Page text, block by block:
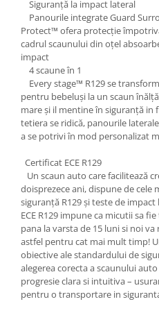
Siguranță la impact lateral
Panourile integrate Guard
Protect™ ofera protecție
cadrul scaunului din oțel
impact
4 scaune în 1
Every stage™ R129 se
pentru bebeluși la un scaun
mare și il mentine în siguranță in
tetiera se ridică, panourile
a se potrivi în mod personalizat
Certificat ECE R129
Un scaun auto care facilitează
doisprezece ani, dispune de cele
siguranță R129 și teste de
ECE R129 impune ca micutii sa
pana la varsta de 15 luni si noi
astfel pentru cat mai mult timp!
obiective ale standardului de
alegerea corecta a scaunului
progresie clara si intuitiva –
pentru o transportare in